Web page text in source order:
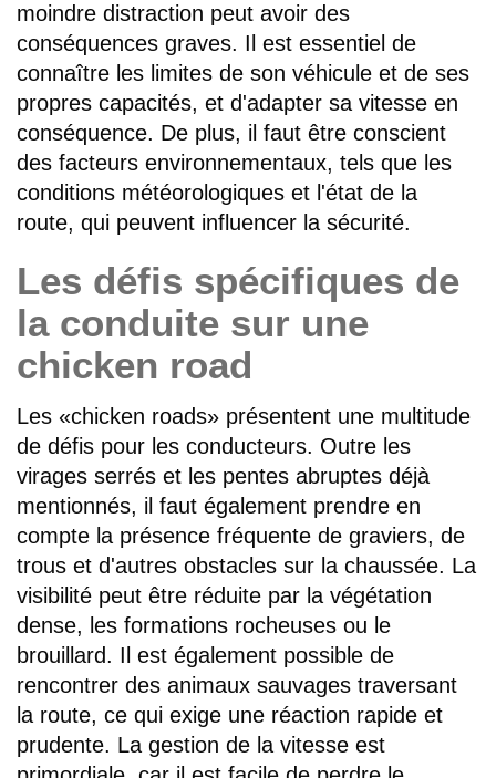
moindre distraction peut avoir des
conséquences graves. Il est essentiel de
connaître les limites de son véhicule et de ses
propres capacités, et d'adapter sa vitesse en
conséquence. De plus, il faut être conscient
des facteurs environnementaux, tels que les
conditions météorologiques et l'état de la
route, qui peuvent influencer la sécurité.
Les défis spécifiques de
la conduite sur une
chicken road
Les «chicken roads» présentent une multitude
de défis pour les conducteurs. Outre les
virages serrés et les pentes abruptes déjà
mentionnés, il faut également prendre en
compte la présence fréquente de graviers, de
trous et d'autres obstacles sur la chaussée. La
visibilité peut être réduite par la végétation
dense, les formations rocheuses ou le
brouillard. Il est également possible de
rencontrer des animaux sauvages traversant
la route, ce qui exige une réaction rapide et
prudente. La gestion de la vitesse est